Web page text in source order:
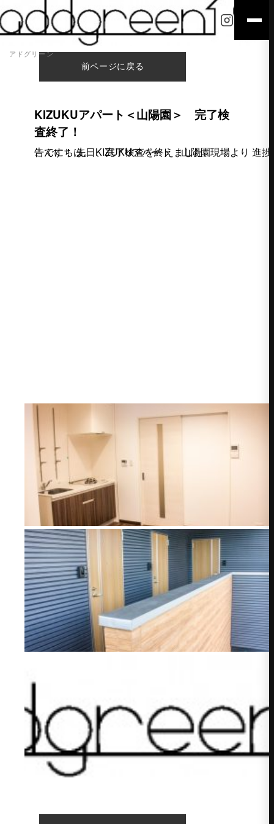
アドグリーン
前ページに戻る
KIZUKUアパート＜山陽園＞ 完了検
査終了！
こんにちは。 KIZUKUアパート 山陽園現場より 進捗報告です！ 先日、完了検査を終えました。